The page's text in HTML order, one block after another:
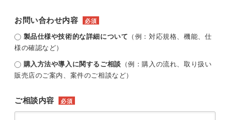
お問い合わせ内容 必須
製品仕様や技術的な詳細について （例：対応規格、機能、仕
様の確認など）
購入方法や導入に関するご相談 （例：購入の流れ、取り扱い
販売店のご案内、案件のご相談など）
ご相談内容 必須